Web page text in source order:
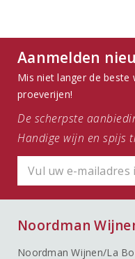
Aanmelden
Mis niet langer de beste
proeverijen!
De scherpste
Handige wijn en spijs
Noordman
Noordman Wijnen/La